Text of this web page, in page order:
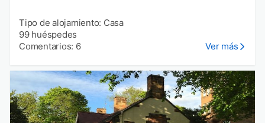
Tipo de alojamiento: Casa
99 huéspedes
Comentarios: 6
Ver más